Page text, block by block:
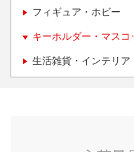
フィギュア・ホビー
キーホルダー・マス
生活雑貨・インテリア